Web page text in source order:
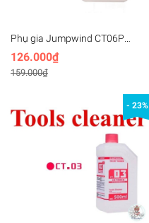
Phụ gia Jumpwind CT06P
Redissolution Khôi phục lại sơn
đã bị khô, đông đặc 150ml
126.000₫
159.000₫
- 23%